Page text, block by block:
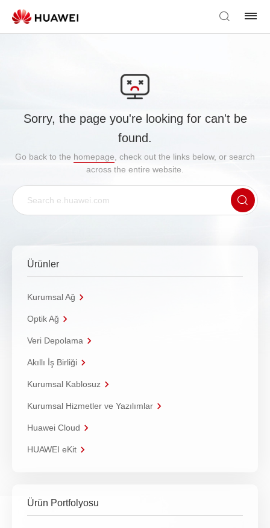
Sorry, the page you're looking for can't be
found.
Go back to the homepage , check out the links below, or search
across the entire website.
Ürünler
Kurumsal Ağ
Optik Ağ
Veri Depolama
Akıllı İş Birliği
Kurumsal Kablosuz
Kurumsal Hizmetler ve Yazılımlar
Huawei Cloud
HUAWEI eKit
Ürün Portfolyosu